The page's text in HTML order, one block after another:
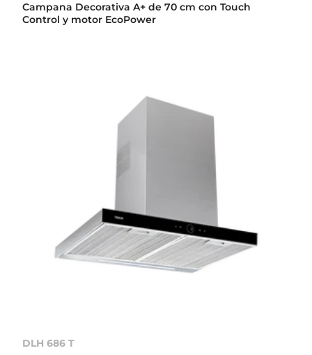
Campana Decorativa A+ de 70 cm con Touch
Control y motor EcoPower
DLH 686 T